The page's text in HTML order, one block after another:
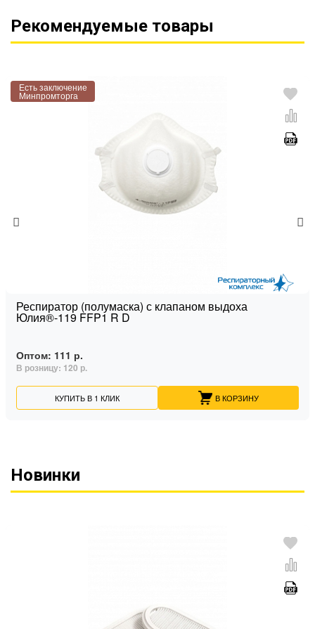
Рекомендуемые товары
Есть заключение
Минпромторга
Респиратор (полумаска) с клапаном выдоха
Юлия®-119 FFP1 R D
Оптом: 111 р.
В розницу: 120 р.
КУПИТЬ В 1 КЛИК В КОРЗИНУ
Новинки